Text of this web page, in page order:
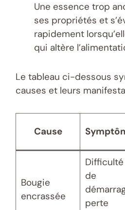
Une essence trop
ses propriétés et
rapidement
qui altère
Le tableau ci-dessous
causes et leurs
Cause
Bougie
encrassée
Difficulté
de
perte